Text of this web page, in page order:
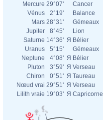
Mercure 29°07'
Cancer
Vénus
2°19'
Balance
Mars 28°31'
Gémeaux
Jupiter
8°45'
Lion
Saturne 14°36' Я Bélier
Uranus
5°15'
Gémeaux
Neptune
4°08' Я Bélier
Pluton
3°59' Я Verseau
Chiron
0°51' Я Taureau
Nœud vrai 29°51' Я Verseau
Lilith vraie 19°03' Я Capricorne